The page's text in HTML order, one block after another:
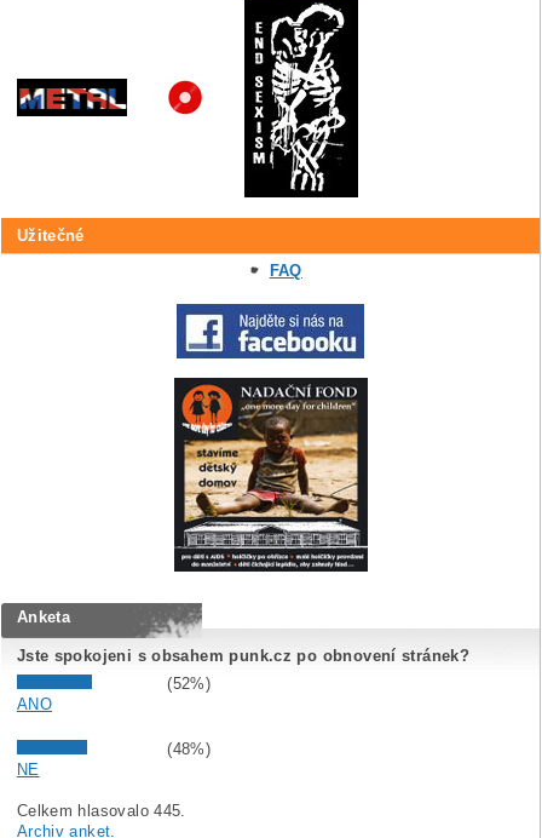
Užitečné
FAQ
Anketa
Jste spokojeni s obsahem punk.cz po obnovení stránek?
(52%)
ANO
(48%)
NE
Celkem hlasovalo 445.
Archiv anket.